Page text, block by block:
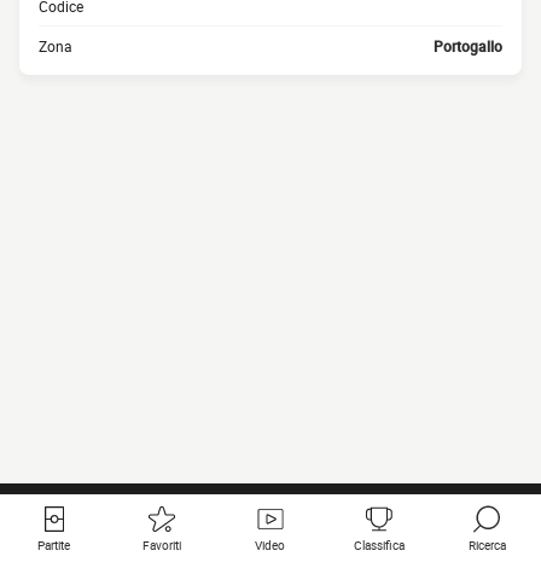
Codice
Zona Portogallo
Partite Favoriti Video Classifica Ricerca